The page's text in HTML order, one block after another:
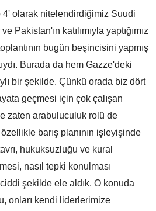
4' olarak nitelendirdiğimiz Suudi
Pakistan'ın katılımıyla yaptığımız
bugün beşincisini yapmış
Burada da hem Gazze'deki
bir şekilde. Çünkü orada biz dört
geçmesi için çok çalışan
zaten arabuluculuk rolü de
barış planının işleyişinde
hukuksuzluğu ve kural
nasıl tepki konulması
şekilde ele aldık. O konuda
onları kendi liderlerimize